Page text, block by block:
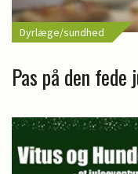
Dyrlæge/sundhed
Pas på den